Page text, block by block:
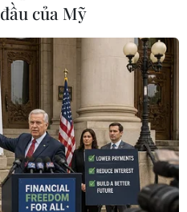
(Vietnam+)
của Mỹ